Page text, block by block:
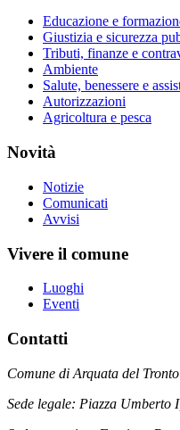
Educazione e
Giustizia e sicurezza
Tributi, finanze e
Ambiente
Salute, benessere e
Autorizzazioni
Agricoltura e pesca
Novità
Notizie
Comunicati
Avvisi
Vivere il comune
Luoghi
Eventi
Contatti
Comune di Arquata del Tronto
Sede legale: Piazza Umberto